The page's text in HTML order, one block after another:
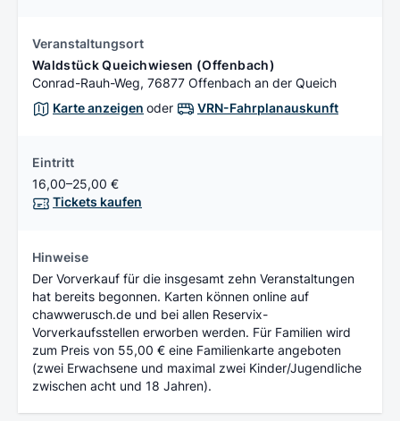
Veranstaltungsort
Waldstück Queichwiesen (Offenbach)
Conrad-Rauh-Weg, 76877 Offenbach an der Queich
Karte anzeigen oder VRN-Fahrplanauskunft
Eintritt
16,00–25,00 €
Tickets kaufen
Hinweise
Der Vorverkauf für die insgesamt zehn Veranstaltungen
hat bereits begonnen. Karten können online auf
chawwerusch.de und bei allen Reservix-
Vorverkaufsstellen erworben werden. Für Familien wird
zum Preis von 55,00 € eine Familienkarte angeboten
(zwei Erwachsene und maximal zwei Kinder/Jugendliche
zwischen acht und 18 Jahren).